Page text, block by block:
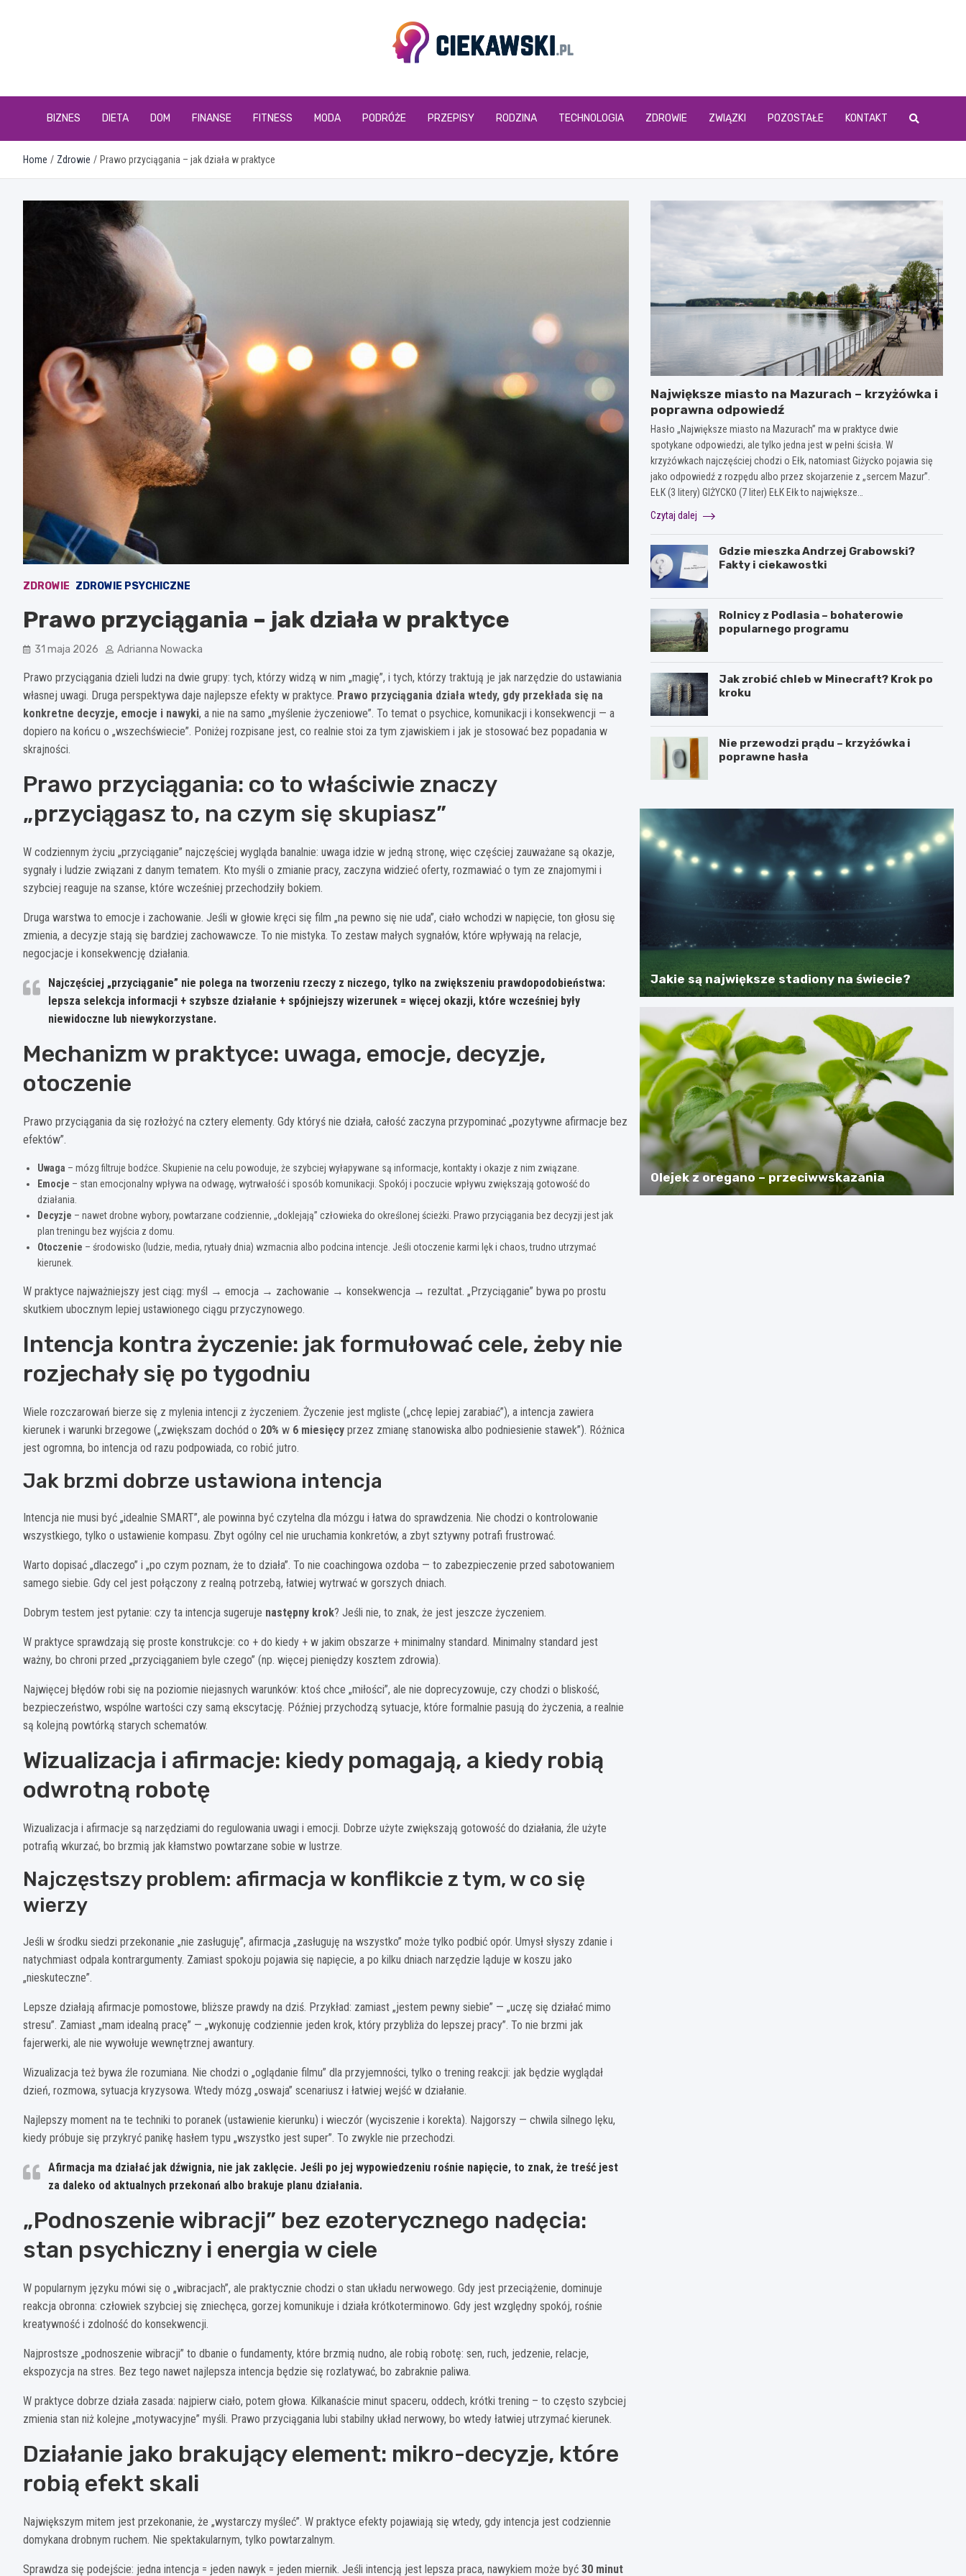
ciekawski.pl
BIZNES DIETA DOM FINANSE FITNESS MODA PODRÓŻE PRZEPISY RODZINA TECHNOLOGIA ZDROWIE ZWIĄZKI POZOSTAŁE KONTAKT
Home Zdrowie Prawo przyciągania – jak działa w praktyce
ZDROWIE ZDROWIE PSYCHICZNE
Prawo przyciągania – jak działa w praktyce
31 maja 2026 Adrianna Nowacka
Prawo przyciągania dzieli ludzi na dwie grupy: tych, którzy widzą w nim „magię”, i tych, którzy traktują je jak narzędzie do ustawiania
własnej uwagi. Druga perspektywa daje najlepsze efekty w praktyce. Prawo przyciągania działa wtedy, gdy przekłada się na
konkretne decyzje, emocje i nawyki, a nie na samo „myślenie życzeniowe”. To temat o psychice, komunikacji i konsekwencji — a
dopiero na końcu o „wszechświecie”. Poniżej rozpisane jest, co realnie stoi za tym zjawiskiem i jak je stosować bez popadania w
skrajności.
Prawo przyciągania: co to właściwie znaczy
„przyciągasz to, na czym się skupiasz”
W codziennym życiu „przyciąganie” najczęściej wygląda banalnie: uwaga idzie w jedną stronę, więc częściej zauważane są okazje,
sygnały i ludzie związani z danym tematem. Kto myśli o zmianie pracy, zaczyna widzieć oferty, rozmawiać o tym ze znajomymi i
szybciej reaguje na szanse, które wcześniej przechodziły bokiem.
Druga warstwa to emocje i zachowanie. Jeśli w głowie kręci się film „na pewno się nie uda”, ciało wchodzi w napięcie, ton głosu się
zmienia, a decyzje stają się bardziej zachowawcze. To nie mistyka. To zestaw małych sygnałów, które wpływają na relacje,
negocjacje i konsekwencję działania.
Najczęściej „przyciąganie” nie polega na tworzeniu rzeczy z niczego, tylko na zwiększeniu prawdopodobieństwa:
lepsza selekcja informacji + szybsze działanie + spójniejszy wizerunek = więcej okazji, które wcześniej były
niewidoczne lub niewykorzystane.
Mechanizm w praktyce: uwaga, emocje, decyzje,
otoczenie
Prawo przyciągania da się rozłożyć na cztery elementy. Gdy któryś nie działa, całość zaczyna przypominać „pozytywne afirmacje bez
efektów”.
Uwaga – mózg filtruje bodźce. Skupienie na celu powoduje, że szybciej wyłapywane są informacje, kontakty i okazje z nim związane.
Emocje – stan emocjonalny wpływa na odwagę, wytrwałość i sposób komunikacji. Spokój i poczucie wpływu zwiększają gotowość do
działania.
Decyzje – nawet drobne wybory, powtarzane codziennie, „doklejają” człowieka do określonej ścieżki. Prawo przyciągania bez decyzji jest jak
plan treningu bez wyjścia z domu.
Otoczenie – środowisko (ludzie, media, rytuały dnia) wzmacnia albo podcina intencje. Jeśli otoczenie karmi lęk i chaos, trudno utrzymać
kierunek.
W praktyce najważniejszy jest ciąg: myśl → emocja → zachowanie → konsekwencja → rezultat. „Przyciąganie” bywa po prostu
skutkiem ubocznym lepiej ustawionego ciągu przyczynowego.
Intencja kontra życzenie: jak formułować cele, żeby nie
rozjechały się po tygodniu
Wiele rozczarowań bierze się z mylenia intencji z życzeniem. Życzenie jest mgliste („chcę lepiej zarabiać”), a intencja zawiera
kierunek i warunki brzegowe („zwiększam dochód o 20% w 6 miesięcy przez zmianę stanowiska albo podniesienie stawek”). Różnica
jest ogromna, bo intencja od razu podpowiada, co robić jutro.
Jak brzmi dobrze ustawiona intencja
Intencja nie musi być „idealnie SMART”, ale powinna być czytelna dla mózgu i łatwa do sprawdzenia. Nie chodzi o kontrolowanie
wszystkiego, tylko o ustawienie kompasu. Zbyt ogólny cel nie uruchamia konkretów, a zbyt sztywny potrafi frustrować.
Warto dopisać „dlaczego” i „po czym poznam, że to działa”. To nie coachingowa ozdoba — to zabezpieczenie przed sabotowaniem
samego siebie. Gdy cel jest połączony z realną potrzebą, łatwiej wytrwać w gorszych dniach.
Dobrym testem jest pytanie: czy ta intencja sugeruje następny krok? Jeśli nie, to znak, że jest jeszcze życzeniem.
W praktyce sprawdzają się proste konstrukcje: co + do kiedy + w jakim obszarze + minimalny standard. Minimalny standard jest
ważny, bo chroni przed „przyciąganiem byle czego” (np. więcej pieniędzy kosztem zdrowia).
Najwięcej błędów robi się na poziomie niejasnych warunków: ktoś chce „miłości”, ale nie doprecyzowuje, czy chodzi o bliskość,
bezpieczeństwo, wspólne wartości czy samą ekscytację. Później przychodzą sytuacje, które formalnie pasują do życzenia, a realnie
są kolejną powtórką starych schematów.
Wizualizacja i afirmacje: kiedy pomagają, a kiedy robią
odwrotną robotę
Wizualizacja i afirmacje są narzędziami do regulowania uwagi i emocji. Dobrze użyte zwiększają gotowość do działania, źle użyte
potrafią wkurzać, bo brzmią jak kłamstwo powtarzane sobie w lustrze.
Najczęstszy problem: afirmacja w konflikcie z tym, w co się
wierzy
Jeśli w środku siedzi przekonanie „nie zasługuję”, afirmacja „zasługuję na wszystko” może tylko podbić opór. Umysł słyszy zdanie i
natychmiast odpala kontrargumenty. Zamiast spokoju pojawia się napięcie, a po kilku dniach narzędzie ląduje w koszu jako
„nieskuteczne”.
Lepsze działają afirmacje pomostowe, bliższe prawdy na dziś. Przykład: zamiast „jestem pewny siebie” — „uczę się działać mimo
stresu”. Zamiast „mam idealną pracę” — „wykonuję codziennie jeden krok, który przybliża do lepszej pracy”. To nie brzmi jak
fajerwerki, ale nie wywołuje wewnętrznej awantury.
Wizualizacja też bywa źle rozumiana. Nie chodzi o „oglądanie filmu” dla przyjemności, tylko o trening reakcji: jak będzie wyglądał
dzień, rozmowa, sytuacja kryzysowa. Wtedy mózg „oswaja” scenariusz i łatwiej wejść w działanie.
Najlepszy moment na te techniki to poranek (ustawienie kierunku) i wieczór (wyciszenie i korekta). Najgorszy — chwila silnego lęku,
kiedy próbuje się przykryć panikę hasłem typu „wszystko jest super”. To zwykle nie przechodzi.
Afirmacja ma działać jak dźwignia, nie jak zaklęcie. Jeśli po jej wypowiedzeniu rośnie napięcie, to znak, że treść jest
za daleko od aktualnych przekonań albo brakuje planu działania.
„Podnoszenie wibracji” bez ezoterycznego nadęcia:
stan psychiczny i energia w ciele
W popularnym języku mówi się o „wibracjach”, ale praktycznie chodzi o stan układu nerwowego. Gdy jest przeciążenie, dominuje
reakcja obronna: człowiek szybciej się zniechęca, gorzej komunikuje i działa krótkoterminowo. Gdy jest względny spokój, rośnie
kreatywność i zdolność do konsekwencji.
Najprostsze „podnoszenie wibracji” to dbanie o fundamenty, które brzmią nudno, ale robią robotę: sen, ruch, jedzenie, relacje,
ekspozycja na stres. Bez tego nawet najlepsza intencja będzie się rozlatywać, bo zabraknie paliwa.
W praktyce dobrze działa zasada: najpierw ciało, potem głowa. Kilkanaście minut spaceru, oddech, krótki trening – to często szybciej
zmienia stan niż kolejne „motywacyjne” myśli. Prawo przyciągania lubi stabilny układ nerwowy, bo wtedy łatwiej utrzymać kierunek.
Działanie jako brakujący element: mikro-decyzje, które
robią efekt skali
Największym mitem jest przekonanie, że „wystarczy myśleć”. W praktyce efekty pojawiają się wtedy, gdy intencja jest codziennie
domykana drobnym ruchem. Nie spektakularnym, tylko powtarzalnym.
Sprawdza się podejście: jedna intencja = jeden nawyk = jeden miernik. Jeśli intencją jest lepsza praca, nawykiem może być 30 minut
Największe miasto na Mazurach – krzyżówka i
poprawna odpowiedź
Hasło „Największe miasto na Mazurach” ma w praktyce dwie
spotykane odpowiedzi, ale tylko jedna jest w pełni ścisła. W
krzyżówkach najczęściej chodzi o Ełk, natomiast Giżycko pojawia się
jako odpowiedź z rozpędu albo przez skojarzenie z „sercem Mazur”.
EŁK (3 litery) GIŻYCKO (7 liter) EŁK Ełk to największe…
Czytaj dalej
Gdzie mieszka Andrzej Grabowski?
Fakty i ciekawostki
Rolnicy z Podlasia – bohaterowie
popularnego programu
Jak zrobić chleb w Minecraft? Krok po
kroku
Nie przewodzi prądu – krzyżówka i
poprawne hasła
Jakie są największe stadiony na świecie?
Olejek z oregano – przeciwwskazania